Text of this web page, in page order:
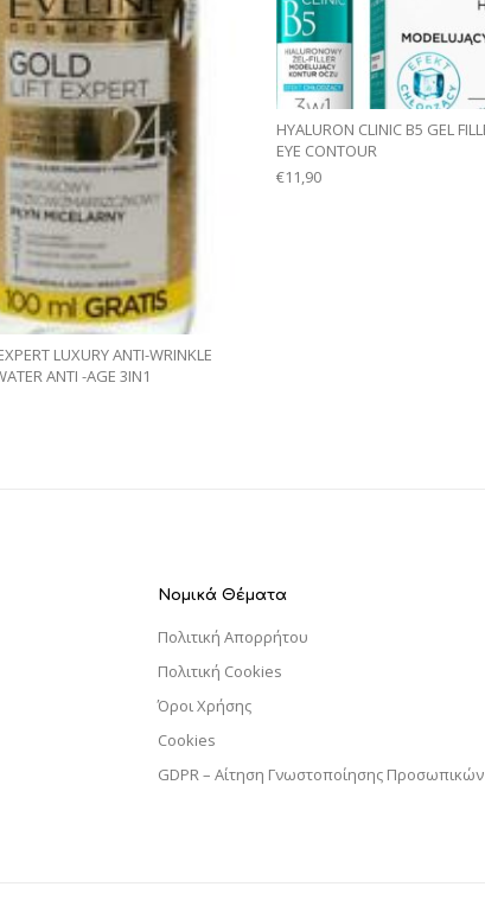
LUXURY ANTI-WRINKLE
ANTI -AGE 3IN1
HYALURON CLINIC B5 GEL
EYE CONTOUR
€11,90
Νομικά Θέματα
Πολιτική Απορρήτου
Πολιτική Cookies
Όροι Χρήσης
Cookies
GDPR – Αίτηση Γνωστοποίησης